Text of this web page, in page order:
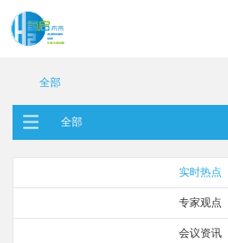
全部
全部
实时热点
专家观点
会议资讯